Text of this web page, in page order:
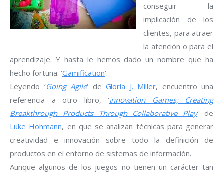
conseguir la
implicación de los
clientes, para atraer
la atención o para el
aprendizaje. Y hasta le hemos dado un nombre que ha
hecho fortuna: ‘Gamification‘.
Leyendo ‘Going Agile‘ de Gloria J. Miller, encuentro una
referencia a otro libro, ‘Innovation Games; Creating
Breakthrough Products Through Collaborative Play‘ de
Luke Hohmann, en que se analizan técnicas para generar
creatividad e innovación sobre todo la definición de
productos en el entorno de sistemas de información.
Aunque algunos de los juegos no tienen un carácter tan